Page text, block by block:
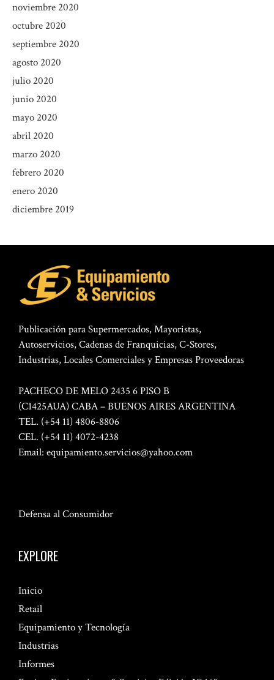
noviembre 2020
octubre 2020
septiembre 2020
agosto 2020
julio 2020
junio 2020
mayo 2020
abril 2020
marzo 2020
febrero 2020
enero 2020
diciembre 2019
Publicación para Supermercados, Mayoristas,
Autoservicios, Cadenas de Franquicias, C-Stores,
Industrias, Locales Comerciales y Empresas Proveedoras
PACHECO DE MELO 2435 6 PISO B
(C1425AUA) CABA – BUENOS AIRES ARGENTINA
TEL. (+54 11) 4806-8806
CEL. (+54 11) 4072-4238
Email: equipamiento.servicios@yahoo.com
Defensa al Consumidor
EXPLORE
Inicio
Retail
Equipamiento y Tecnología
Industrias
Informes